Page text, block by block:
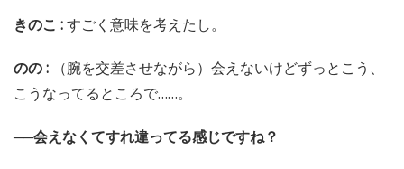
きのこ :すごく意味を考えたし。
のの :
（腕を交差させながら）会えないけどずっとこう、
こうなってるところで……。
──会えなくてすれ違ってる感じですね？